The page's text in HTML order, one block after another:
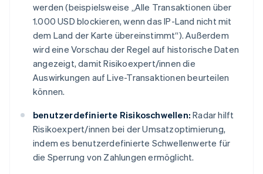
werden (beispielsweise „Alle Transaktionen über
1.000 USD blockieren, wenn das IP-Land nicht mit
dem Land der Karte übereinstimmt“). Außerdem
wird eine Vorschau der Regel auf historische Daten
angezeigt, damit Risikoexpert/innen die
Auswirkungen auf Live-Transaktionen beurteilen
können.
benutzerdefinierte Risikoschwellen: Radar hilft
Risikoexpert/innen bei der Umsatzoptimierung,
indem es benutzerdefinierte Schwellenwerte für
die Sperrung von Zahlungen ermöglicht.
Irland
English
Italien
ItalianoEnglish
Japan
日本語English
Kanada
EnglishFrançais
EnglishItaliano
Lettland
English
Liechtenstein
DeutschEnglish